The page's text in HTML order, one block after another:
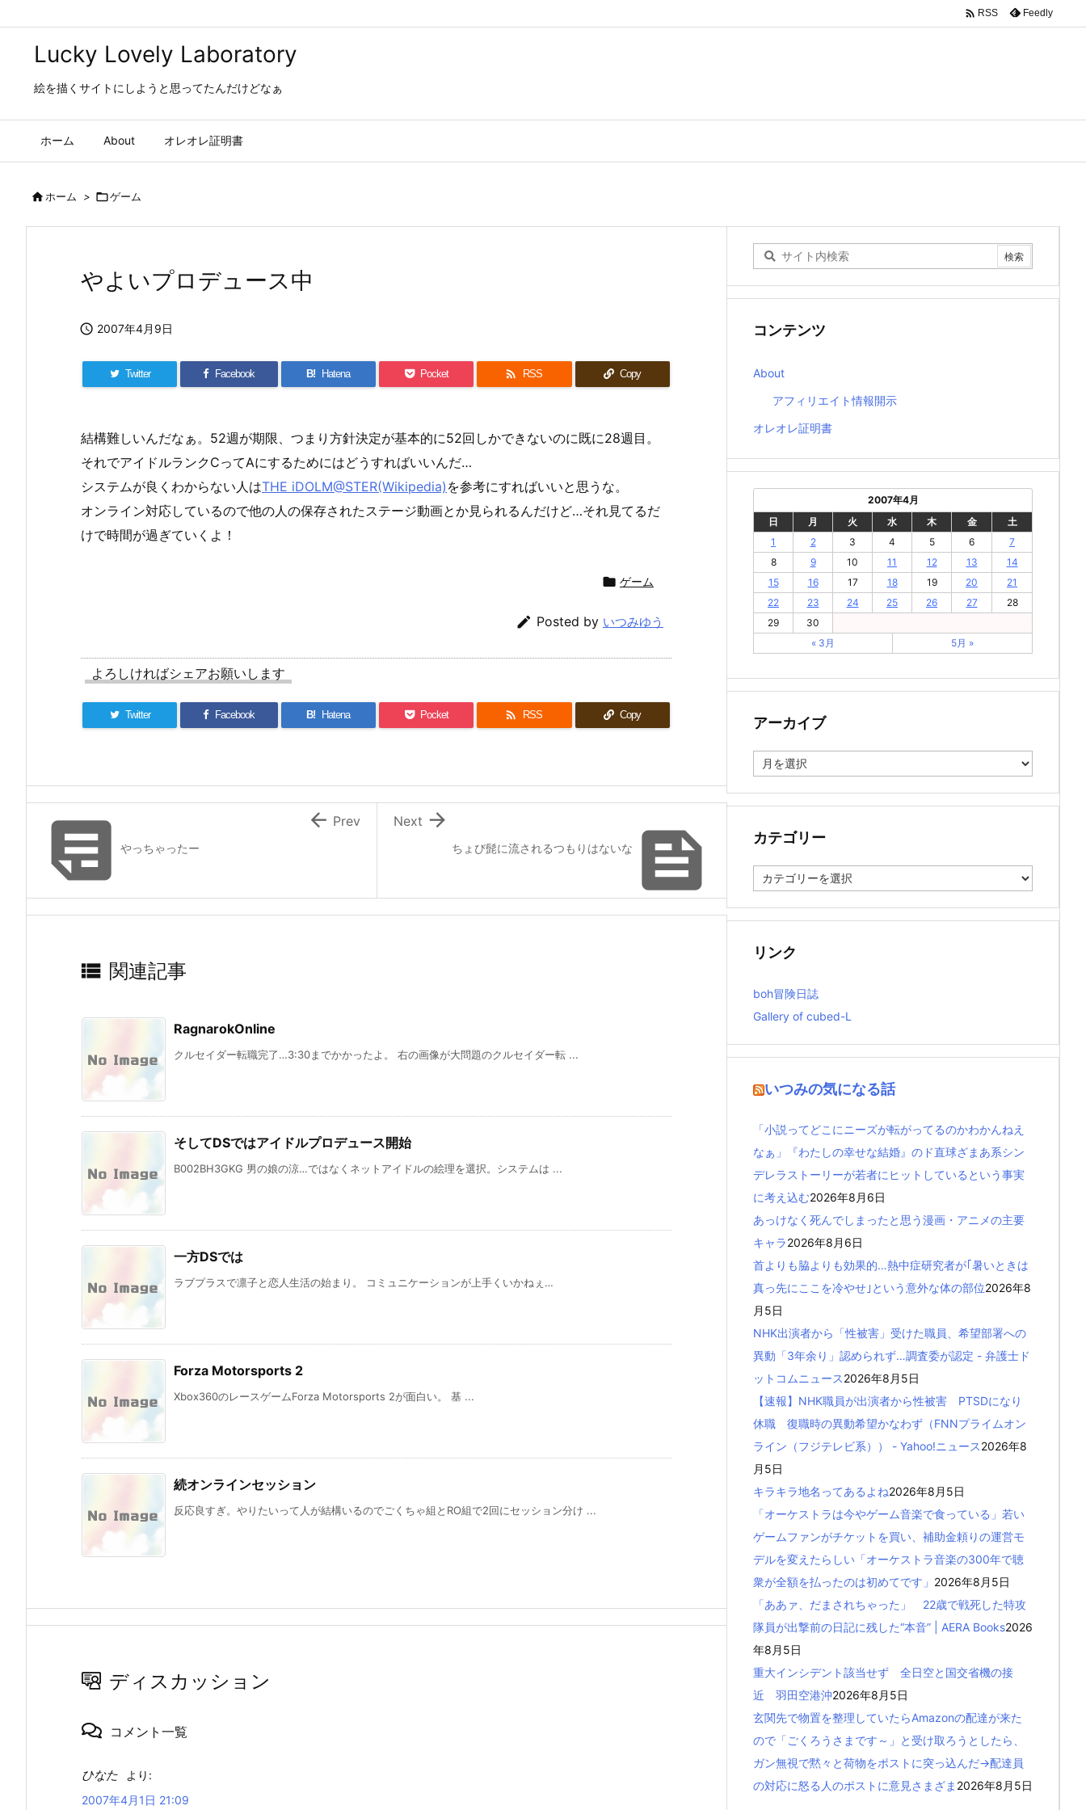
Lucky Lovely Laboratory
絵を描くサイトにしようと思ってたんだけどなぁ
ホーム About オレオレ証明書
 RSS Feedly
ホーム > ゲーム
やよいプロデュース中
 2007年4月9日
Twitter Facebook B! Hatena Pocket  RSS Copy
結構難しいんだなぁ。52週が期限、つまり方針決定が基本的に52回しかできないのに既に28週目。
それでアイドルランクCってAにするためにはどうすればいいんだ…
システムが良くわからない人はTHE iDOLM@STER(Wikipedia) を参考にすればいいと思うな。
オンライン対応しているので他の人の保存されたステージ動画とか見られるんだけど…それ見てるだ
けで時間が過ぎていくよ！
 ゲーム
 Posted by いつみゆう
よろしければシェアお願いします
Twitter Facebook B! Hatena Pocket  RSS Copy

ちょび髭に流されるつもりはないな

Next
やっちゃったー
 Prev
 関連記事
RagnarokOnline
クルセイダー転職完了…3:30までかかったよ。 右の画像が大問題のクルセイダー転 ...
そしてDSではアイドルプロデュース開始
B002BH3GKG 男の娘の涼…ではなくネットアイドルの絵理を選択。システムは ...
一方DSでは
ラブプラスで凛子と恋人生活の始まり。 コミュニケーションが上手くいかねぇ…
Forza Motorsports 2
Xbox360のレースゲームForza Motorsports 2が面白い。 基 ...
続オンラインセッション
反応良すぎ。やりたいって人が結構いるのでごくちゃ組とRO組で2回にセッション分け ...
ディスカッション
コメント一覧
ひなた
より:
2007年4月1日 21:09
コンテンツ
About
アフィリエイト情報開示
オレオレ証明書
2007年4月
日
月 火 水 木 金
土
1
2 3 4 5 6
7
8
9 10 11 12 13
14
15
16 17 18 19 20
21
22
23 24 25 26 27
28
29
30
« 3月
5月 »
アーカイブ
ー
イ
カテゴリー
テ
リ
リンク
boh冒険日誌
Gallery of cubed-L
いつみの気になる話
「小説ってどこにニーズが転がってるのかわかんねえ
なぁ」『わたしの幸せな結婚』のド直球ざまあ系シン
デレラストーリーが若者にヒットしているという事実
に考え込む2026年8月6日
あっけなく死んでしまったと思う漫画・アニメの主要
キャラ2026年8月6日
首よりも脇よりも効果的…熱中症研究者が｢暑いときは
真っ先にここを冷やせ｣という意外な体の部位2026年8
月5日
NHK出演者から「性被害」受けた職員、希望部署への
異動「3年余り」認められず…調査委が認定 - 弁護士ド
ットコムニュース2026年8月5日
【速報】NHK職員が出演者から性被害 PTSDになり
休職 復職時の異動希望かなわず（FNNプライムオン
ライン（フジテレビ系）） - Yahoo!ニュース2026年8
月5日
キラキラ地名ってあるよね2026年8月5日
「オーケストラは今やゲーム音楽で食っている」若い
ゲームファンがチケットを買い、補助金頼りの運営モ
デルを変えたらしい「オーケストラ音楽の300年で聴
衆が全額を払ったのは初めてです」 2026年8月5日
「ああァ、だまされちゃった」 22歳で戦死した特攻
隊員が出撃前の日記に残した“本音” | AERA Books2026
年8月5日
重大インシデント該当せず 全日空と国交省機の接
近 羽田空港沖2026年8月5日
玄関先で物置を整理していたらAmazonの配達が来た
ので「ごくろうさまです～」と受け取ろうとしたら、
ガン無視で黙々と荷物をポストに突っ込んだ→配達員
の対応に怒る人のポストに意見さまざま 2026年8月5日